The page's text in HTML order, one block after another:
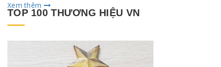
Xem thêm
TOP 100 THƯƠNG HIỆU VN